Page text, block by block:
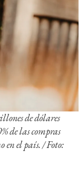
de dólares
de las compras
en el país. / Foto: